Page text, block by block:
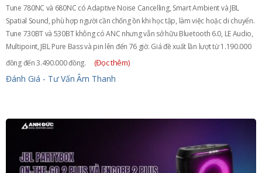
Tune 780NC và 680NC có Adaptive Noise Cancelling, Smart Ambient và JBL
Spatial Sound, phù hợp người cần chống ồn khi học tập, làm việc hoặc di chuyển.
Tune 730BT và 530BT không có ANC nhưng vẫn sở hữu Bluetooth 6.0, LE Audio,
Multipoint, JBL Pure Bass và pin lên đến 76 giờ. Giá đề xuất lần lượt từ 1.190.000
đồng đến 3.490.000 đồng.
(Đọc thêm)
Đánh Giá - Tư Vấn Âm Thanh